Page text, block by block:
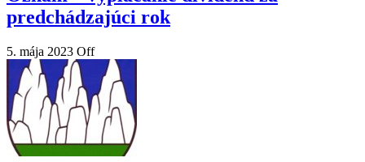
predchádzajúci rok
5. mája 2023 Off